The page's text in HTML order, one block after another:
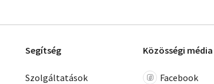
Segítség
Szolgáltatások
Közösségi média
Facebook